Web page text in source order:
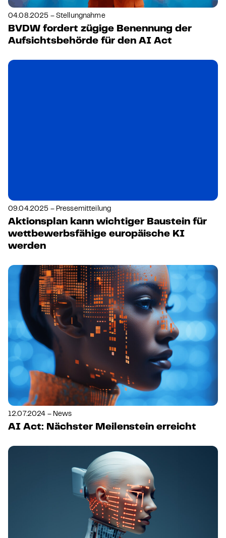
04.08.2025 – Stellungnahme
BVDW fordert zügige Benennung der
Aufsichtsbehörde für den AI Act
09.04.2025 – Pressemitteilung
Aktionsplan kann wichtiger Baustein für
wettbewerbsfähige europäische KI
werden
12.07.2024 – News
AI Act: Nächster Meilenstein erreicht